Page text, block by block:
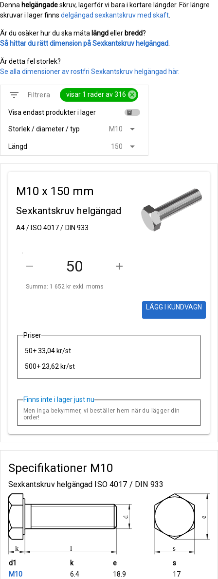
Denna helgängadeskruv, lagerför vi bara i kortare längder. För längre
skruvar i lager finns delgängad sexkantskruv med skaft
Är du osäker hur du ska mäta längdeller bredd?
Så hittar du rätt dimension på Sexkantskruv helgängad
Är detta fel storlek?
Se alla dimensioner av rostfri Sexkantskruv helgängad här.
filter_list Filtrera visar 1 rader av 316 cancel
Visa endast produkter i lager inventory
Storlek / diameter / typ M10 arrow_drop_down
Längd 150 arrow_drop_down
M10 x 150 mm
Sexkantskruv helgängad
A4 / ISO 4017 / DIN 933
remove add
Summa: 1 652 kr exkl. moms
LÄGG I KUNDVAGN
Priser
50+ 33,04 kr/st
500+ 23,62 kr/st
Finns inte i lager just nu
Men inga bekymmer, vi beställer hem när du lägger din
order!
Specifikationer M10
Sexkantskruv helgängad ISO 4017 / DIN 933
d1 k e
s
M10
6.4 18.9 17